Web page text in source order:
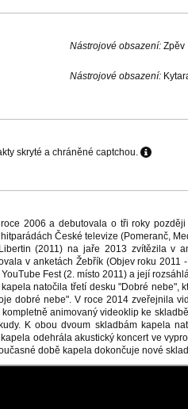
Nástrojové obsazení: Zpěv
Nástrojové obsazení:
skryté a chráněné captchou.
2006 a debutovala o tři roky
České televize (Pomeranč,
(2011) na jaře 2013 zvítězila v
v anketách Žebřík (Objev roku 2011
Fest (2. místo 2011) a její
natočila třetí desku "Dobré nebe",
dobré nebe". V roce 2014 zveřejnila
animovaný videoklip ke
K obou dvoum skladbám kapela
odehrála akustický koncert ve
době kapela dokončuje nové